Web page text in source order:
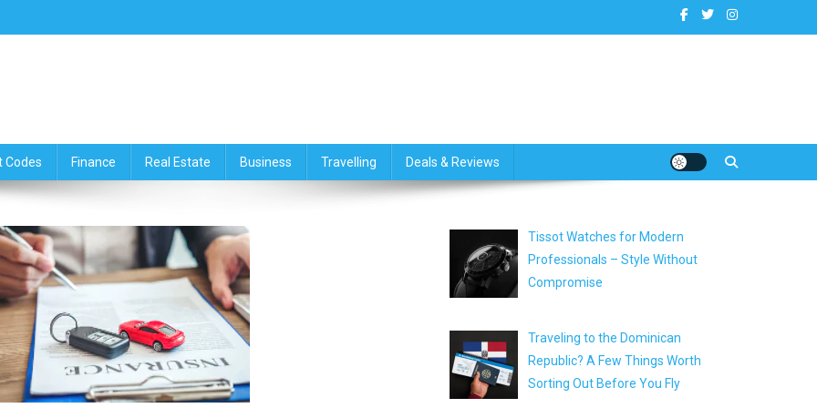
Codes Finance Real Estate Business Travelling Deals & Reviews
Tissot Watches for Modern
Professionals – Style Without
Compromise
Traveling to the Dominican
Republic? A Few Things Worth
Sorting Out Before You Fly